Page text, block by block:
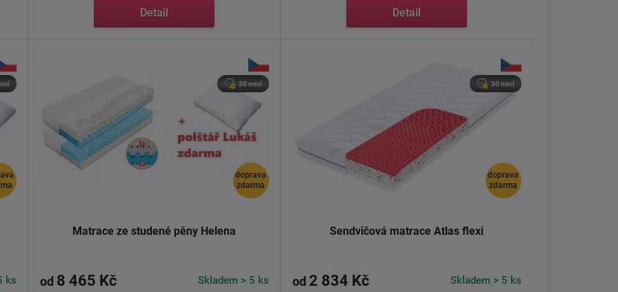
Detail Detail
ks
doprava
zdarma
30 nocí
Matrace ze studené pěny Helena
od 8 465 Kč Skladem > 5 ks
doprava
zdarma
30 nocí
Sendvičová matrace Atlas flexi
od 2 834 Kč Skladem > 5 ks